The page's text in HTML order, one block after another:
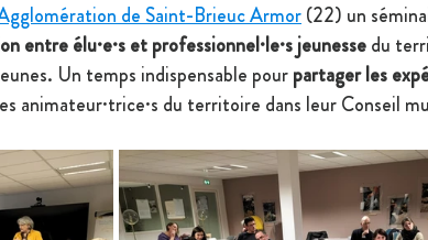
de Saint-Brieuc Armor (22) un
entre élu·e·s et professionnel·le·s jeunesse du
Un temps indispensable pour partager les
animateur·trice·s du territoire dans leur Conseil